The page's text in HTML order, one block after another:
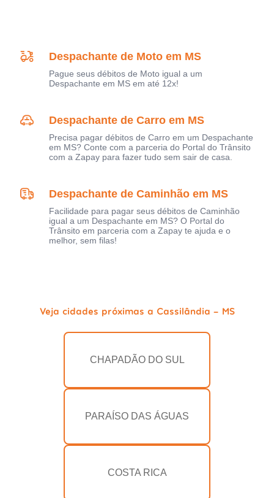
Despachante de Moto em MS
Pague seus débitos de Moto igual a um
Despachante em MS em até 12x!
Despachante de Carro em MS
Precisa pagar débitos de Carro em um Despachante
em MS? Conte com a parceria do Portal do Trânsito
com a Zapay para fazer tudo sem sair de casa.
Despachante de Caminhão em MS
Facilidade para pagar seus débitos de Caminhão
igual a um Despachante em MS? O Portal do
Trânsito em parceria com a Zapay te ajuda e o
melhor, sem filas!
Veja cidades próximas a Cassilândia - MS
CHAPADÃO DO SUL
PARAÍSO DAS ÁGUAS
COSTA RICA